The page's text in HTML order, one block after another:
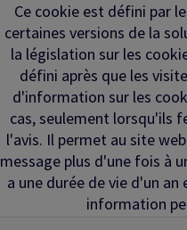
Ce cookie est défini par
certaines versions de la
la législation sur les
défini après que les
d'information sur les
cas, seulement lorsqu'ils
l'avis. Il permet au site
message plus d'une fois à
a une durée de vie d'un
information